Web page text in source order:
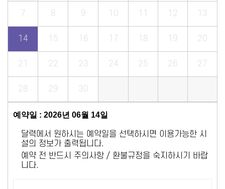
7 8 9 10 11 12 13
14 15 16 17 18 19 20
21 22 23 24 25 26 27
28 29 30
예약일 : 2026년 06월 14일
달력에서 원하시는 예약일을 선택하시면 이용가능한 시
설의 정보가 출력됩니다.
예약 전 반드시 주의사항 / 환불규정을 숙지하시기 바랍
니다.